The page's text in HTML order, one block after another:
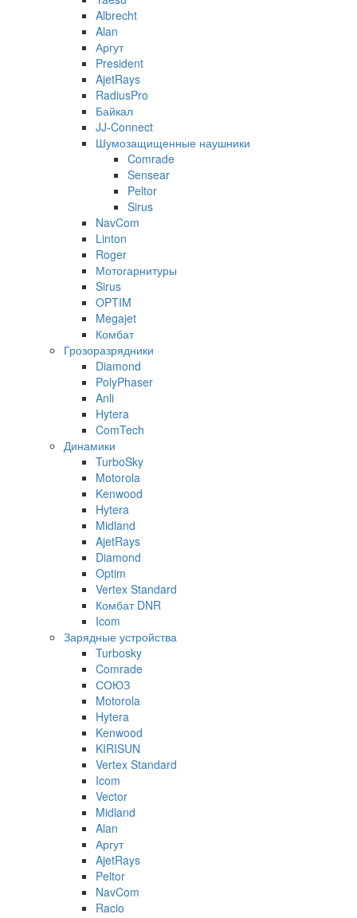
Albrecht
Alan
Аргут
President
AjetRays
RadiusPro
Байкал
JJ-Connect
Шумозащищенные наушники
Comrade
Sensear
Peltor
Sirus
NavCom
Linton
Roger
Мотогарнитуры
Sirus
OPTIM
Megajet
Комбат
Грозоразрядники
Diamond
PolyPhaser
Anli
Hytera
ComTech
Динамики
TurboSky
Motorola
Kenwood
Hytera
Midland
AjetRays
Diamond
Optim
Vertex Standard
Комбат DNR
Icom
Зарядные устройства
Turbosky
Comrade
СОЮЗ
Motorola
Hytera
Kenwood
KIRISUN
Vertex Standard
Icom
Vector
Midland
Alan
Аргут
AjetRays
Peltor
NavCom
Racio